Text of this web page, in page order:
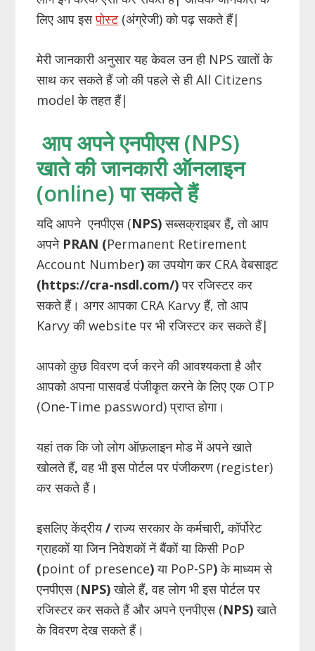
लिए आप इसपोस्ट(अंग्रेजी) को पढ़ सकते हैं|
मेरी जानकारी अनुसार यह केवल उन ही NPS खातों के
साथ कर सकते हैं जो की पहले से ही All Citizens
model के तहत हैं|
आप अपने एनपीएस (NPS)
खाते की जानकारी ऑनलाइन
(online) पा सकते हैं
यदि आपने एनपीएस (NPS)सब्सक्राइबर हैं,तो आप
अपनेPRAN (Permanent Retirement
Account Number)का उपयोग कर CRA वेबसाइट
(https://cra-nsdl.com/)पर रजिस्टर कर
सकते हैं। अगर आपका CRA Karvy हैं, तो आप
Karvy की website पर भी रजिस्टर कर सकते हैं|
आपको कुछ विवरण दर्ज करने की आवश्यकता है और
आपको अपना पासवर्ड पंजीकृत करने के लिए एक OTP
(One-Time password) प्राप्त होगा।
यहां तक​​कि जो लोग ऑफ़लाइन मोड में अपने खाते
खोलते हैं,वह भी इस पोर्टल पर पंजीकरण (register)
कर सकते हैं।
इसलिए केंद्रीय/राज्य सरकार के कर्मचारी,कॉर्पोरेट
ग्राहकों या जिन निवेशकों नें बैंकों या किसी PoP
(point of presence)या PoP-SP)के माध्यम से
एनपीएस (NPS)खोले हैं,वह लोग भी इस पोर्टल पर
रजिस्टर कर सकते हैं और अपने एनपीएस (NPS)खाते
के विवरण देख सकते हैं।